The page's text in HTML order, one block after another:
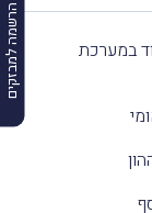
הרשמה למבזקים
במערכת